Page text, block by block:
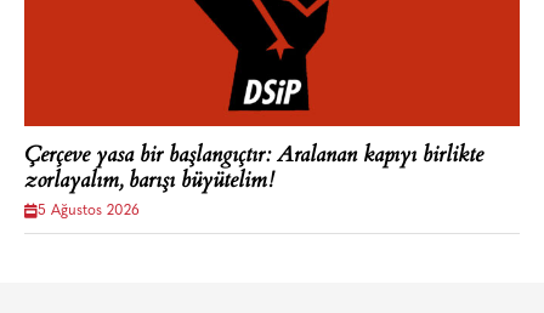
Çerçeve yasa bir başlangıçtır: Aralanan kapıyı birlikte
zorlayalım, barışı büyütelim!
5 Ağustos 2026